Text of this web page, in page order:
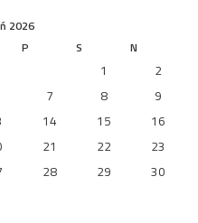
2026
P S N
1
2
7 8
9
14 15
16
21 22
23
28 29
30